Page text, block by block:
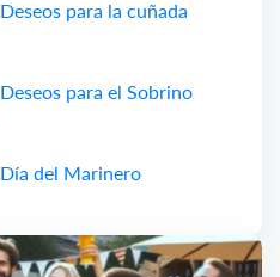
Deseos para la cuñada
Deseos para el Sobrino
Día del Marinero